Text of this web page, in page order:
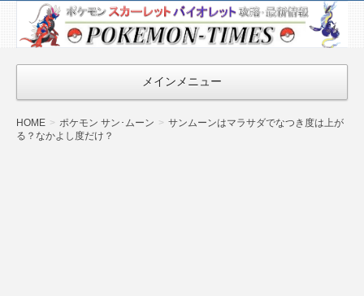
ポケモン最新
情報まとめ
『POKEMON-
TIMES』
メインメニュー
HOME ポケモン サン･ムーン
サンムーンはマラサダでなつき度は上が
る？なかよし度だけ？